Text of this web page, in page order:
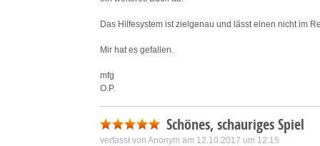
Das Hilfesystem ist zielgenau und lässt einen nicht im
Mir hat es gefallen.
mfg
O.P.
Schönes, schauriges Spiel
verfasst von Anonym am 12.10.2017 um 12:15